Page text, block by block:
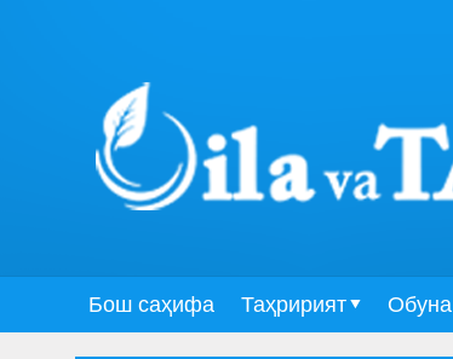
Бош саҳифа Таҳририят Обуна